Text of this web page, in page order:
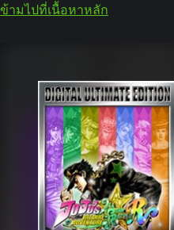
ข้ามไปที่เนื้อหาหลัก